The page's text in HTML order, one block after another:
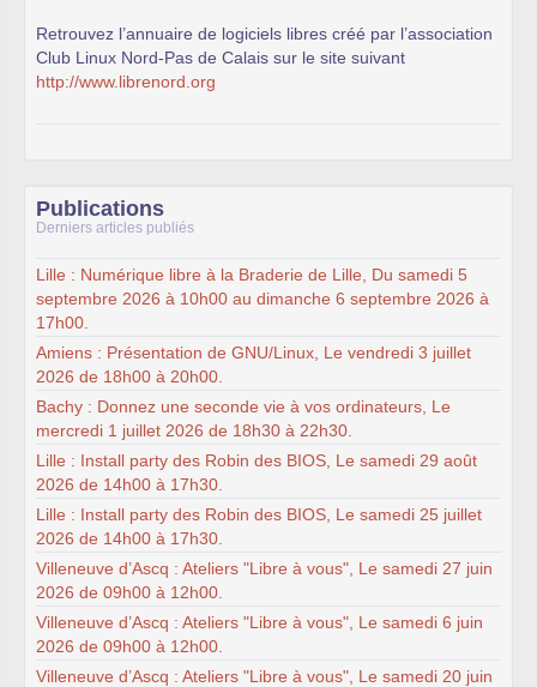
Retrouvez l’annuaire de logiciels libres créé par l’association
Club Linux Nord-Pas de Calais sur le site suivant
http://www.librenord.org
Publications
Derniers articles publiés
Lille : Numérique libre à la Braderie de Lille, Du samedi 5
septembre 2026 à 10h00 au dimanche 6 septembre 2026 à
17h00.
Amiens : Présentation de GNU/Linux, Le vendredi 3 juillet
2026 de 18h00 à 20h00.
Bachy : Donnez une seconde vie à vos ordinateurs, Le
mercredi 1 juillet 2026 de 18h30 à 22h30.
Lille : Install party des Robin des BIOS, Le samedi 29 août
2026 de 14h00 à 17h30.
Lille : Install party des Robin des BIOS, Le samedi 25 juillet
2026 de 14h00 à 17h30.
Villeneuve d’Ascq : Ateliers "Libre à vous", Le samedi 27 juin
2026 de 09h00 à 12h00.
Villeneuve d’Ascq : Ateliers "Libre à vous", Le samedi 6 juin
2026 de 09h00 à 12h00.
Villeneuve d’Ascq : Ateliers "Libre à vous", Le samedi 20 juin